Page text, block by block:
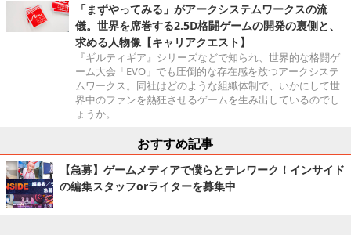
「まずやってみる」がアークシステムワークスの流
儀。世界を席巻する2.5D格闘ゲームの開発の裏側と、
求める人物像【キャリアクエスト】
『ギルティギア』シリーズなどで知られ、世界的な格闘ゲ
ーム大会「EVO」でも圧倒的な存在感を放つアークシステ
ムワークス。同社はどのような組織体制で、いかにして世
界中のファンを熱狂させるゲームを生み出しているのでし
ょうか。
おすすめ記事
【急募】ゲームメディアで僕らとテレワーク！インサイド
の編集スタッフorライターを募集中